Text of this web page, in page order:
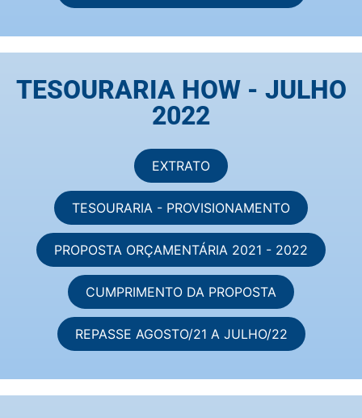
TESOURARIA HOW - JULHO
2022
EXTRATO
TESOURARIA - PROVISIONAMENTO
PROPOSTA ORÇAMENTÁRIA 2021 - 2022
CUMPRIMENTO DA PROPOSTA
REPASSE AGOSTO/21 A JULHO/22